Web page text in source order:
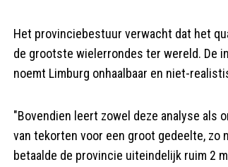
Het provinciebestuur verwacht dat het
de grootste wielerrondes ter wereld. De
noemt Limburg onhaalbaar en niet-
"Bovendien leert zowel deze analyse als
van tekorten voor een groot gedeelte, zo
betaalde de provincie uiteindelijk ruim 2